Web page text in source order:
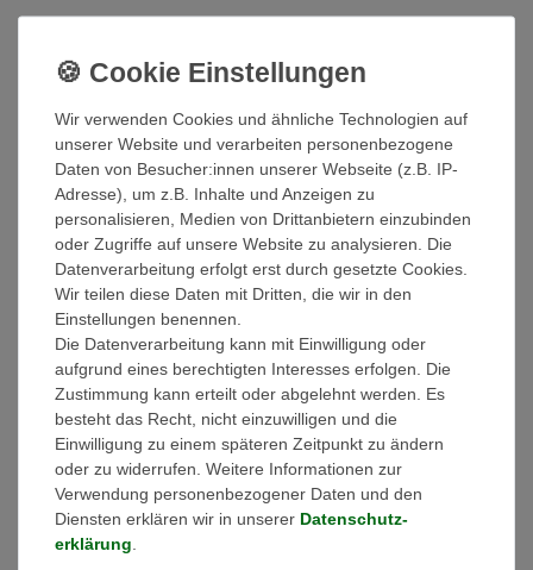
Lithium-Ionen-Batterie + Zubehör
- Batterietyp: LiFePO4 prismatische Zelle
- Nominale Kapazität: 16 kWh
- Energie (nutzbar): 16 kWh
- Nennspannung: 320 V
- Betriebsspannung: 250 - 365 V
- Bemessungs-Gleichstrom: 9,6 kW
- max. Lade-/Entladeleistung: 10,95 kW
- max. Lade-/Entladestrom (Dauer): 30 A
- max. Lade-/Entladestrom (10s Puls): 42 A
- Entladetiefe: 100%
- Kurzschlussstrom: 1700 A
- Anzeige: SOC-Anzeige, Statusanzeige
- Kommunikationsschnittstelle: CAN
- Installationsort: Indoor / Outdoor
- Montagemethode: Standmontage
- Betriebsumgebungstemperaturbereich: Laden: 0 bis 50°C
/ Entladen: -30 bis 50°C
- Schutzart: IP55
- Zulässiger Bereich der relativen Luftfeuchtigkeit: 0% bis
95% (nicht kondensierend)
- max. Betriebshöhe: 2000 m
Wir verwenden Cookies und ähnliche Technologien auf
unserer Website und verarbeiten personenbezogene
Daten von Besucher:innen unserer Webseite (z.B. IP-
Adresse), um z.B. Inhalte und Anzeigen zu
personalisieren, Medien von Drittanbietern einzubinden
oder Zugriffe auf unsere Website zu analysieren. Die
Datenverarbeitung erfolgt erst durch gesetzte Cookies.
Wir teilen diese Daten mit Dritten, die wir in den
Einstellungen benennen.
Die Datenverarbeitung kann mit Einwilligung oder
aufgrund eines berechtigten Interesses erfolgen. Die
Zustimmung kann erteilt oder abgelehnt werden. Es
besteht das Recht, nicht einzuwilligen und die
Einwilligung zu einem späteren Zeitpunkt zu ändern
oder zu widerrufen. Weitere Informationen zur
Verwendung personenbezogener Daten und den
Diensten erklären wir in unserer Daten­schutz­
erklärung